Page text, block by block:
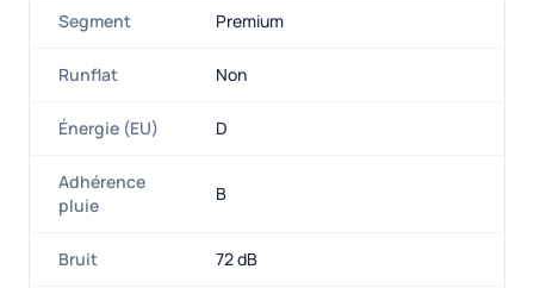
Segment Premium
Runflat Non
Énergie (EU) D
Adhérence
pluie
B
Bruit 72 dB